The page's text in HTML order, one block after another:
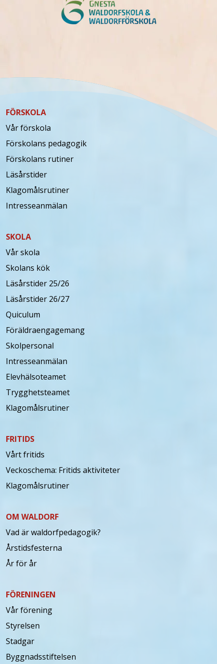
FÖRSKOLA
Vår förskola
Förskolans pedagogik
Förskolans rutiner
Läsårstider
Klagomålsrutiner
Intresseanmälan
SKOLA
Vår skola
Skolans kök
Läsårstider 25/26
Läsårstider 26/27
Quiculum
Föräldraengagemang
Skolpersonal
Intresseanmälan
Elevhälsoteamet
Trygghetsteamet
Klagomålsrutiner
FRITIDS
Vårt fritids
Veckoschema: Fritids aktiviteter
Klagomålsrutiner
OM WALDORF
Vad är waldorfpedagogik?
Årstidsfesterna
År för år
FÖRENINGEN
Vår förening
Styrelsen
Stadgar
Byggnadsstiftelsen